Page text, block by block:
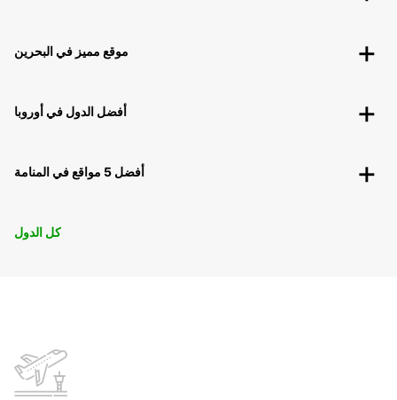
موقع مميز في البحرين
أفضل الدول في أوروبا
أفضل 5 مواقع في المنامة
كل الدول